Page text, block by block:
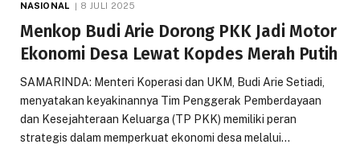
NASIONAL 8 JULI 2025
Menkop Budi Arie Dorong PKK Jadi Motor
Ekonomi Desa Lewat Kopdes Merah Putih
SAMARINDA: Menteri Koperasi dan UKM, Budi Arie Setiadi,
menyatakan keyakinannya Tim Penggerak Pemberdayaan
dan Kesejahteraan Keluarga (TP PKK) memiliki peran
strategis dalam memperkuat ekonomi desa melalui…